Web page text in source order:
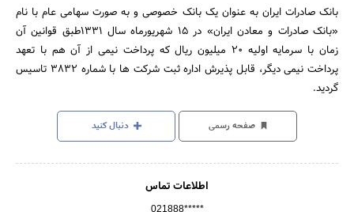
بانک صادرات ایران به عنوان یک بانک خصوصی و به صورت سهامی عام با نام
«بانک صادرات و معادن ایران» در 15 شهریورماه سال 1331طبق قوانین آن
زمان با سرمایه اولیه 20 میلیون ریال که پرداخت نیمی از آن هم با تعهد
پرداخت نیمی دیگر، قابل پذیرش اداره ثبت شرکت ها با شماره 3832 تاسیس
گردید.
صفحه رسمی دنبال کنید
اطلاعات تماس
021888*****